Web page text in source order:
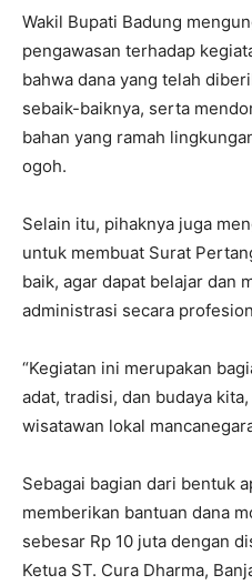
Wakil Bupati Badung
pengawasan terhadap
bahwa dana yang telah
sebaik-baiknya, serta
bahan yang ramah
ogoh.
Selain itu, pihaknya juga
untuk membuat Surat
baik, agar dapat belajar dan
administrasi secara
“Kegiatan ini merupakan
adat, tradisi, dan budaya
wisatawan lokal
Sebagai bagian dari bentuk
memberikan bantuan dana
sebesar Rp 10 juta dengan
Ketua ST. Cura Dharma,